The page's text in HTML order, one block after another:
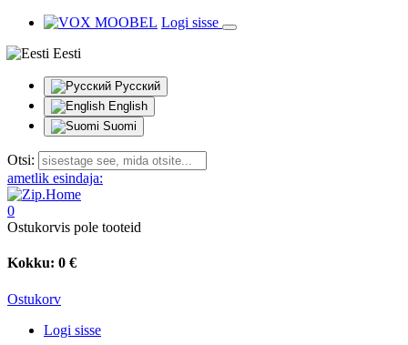
Logi sisse
Eesti
Русский
English
Suomi
Otsi:
ametlik esindaja:
0
Ostukorvis pole tooteid
Kokku: 0 €
Ostukorv
Logi sisse